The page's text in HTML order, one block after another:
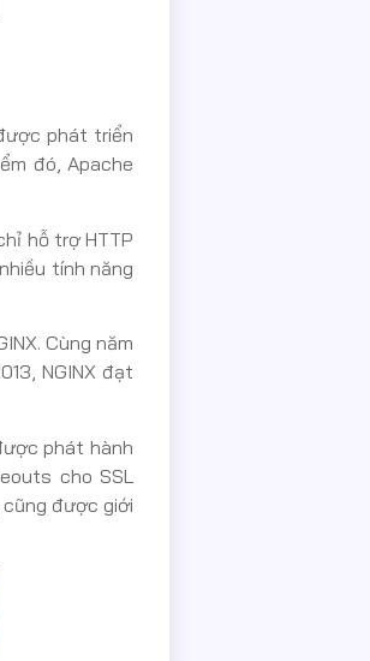
phát triển
đó, Apache
hỗ trợ HTTP
tính năng
Cùng năm
NGINX đạt
phát hành
cho SSL
được giới